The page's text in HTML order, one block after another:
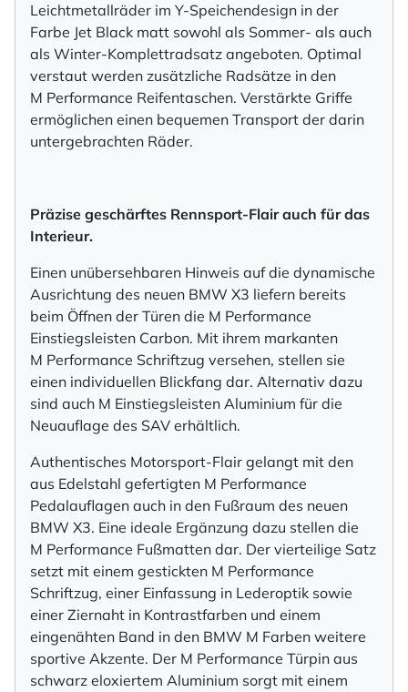
Leichtmetallräder im Y-Speichendesign in der
Farbe Jet Black matt sowohl als Sommer- als auch
als Winter-Komplettradsatz angeboten. Optimal
verstaut werden zusätzliche Radsätze in den
M Performance Reifentaschen. Verstärkte Griffe
ermöglichen einen bequemen Transport der darin
untergebrachten Räder.
Präzise geschärftes Rennsport-Flair auch für das
Interieur.
Einen unübersehbaren Hinweis auf die dynamische
Ausrichtung des neuen BMW X3 liefern bereits
beim Öffnen der Türen die M Performance
Einstiegsleisten Carbon. Mit ihrem markanten
M Performance Schriftzug versehen, stellen sie
einen individuellen Blickfang dar. Alternativ dazu
sind auch M Einstiegsleisten Aluminium für die
Neuauflage des SAV erhältlich.
Authentisches Motorsport-Flair gelangt mit den
aus Edelstahl gefertigten M Performance
Pedalauflagen auch in den Fußraum des neuen
BMW X3. Eine ideale Ergänzung dazu stellen die
M Performance Fußmatten dar. Der vierteilige Satz
setzt mit einem gestickten M Performance
Schriftzug, einer Einfassung in Lederoptik sowie
einer Ziernaht in Kontrastfarben und einem
eingenähten Band in den BMW M Farben weitere
sportive Akzente. Der M Performance Türpin aus
schwarz eloxiertem Aluminium sorgt mit einem